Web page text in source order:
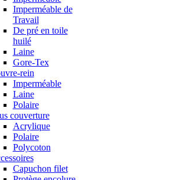
Imperméable de
Travail
De pré en toile
huilé
Laine
Gore-Tex
rein
Imperméable
Laine
Polaire
couverture
Acrylique
Polaire
Polycoton
Capuchon filet